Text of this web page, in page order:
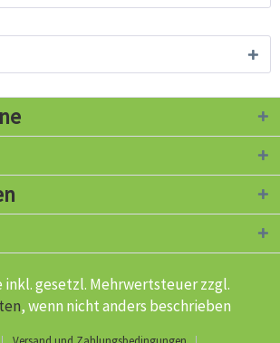
inkl. gesetzl. Mehrwertsteuer zzgl.
, wenn nicht anders beschrieben